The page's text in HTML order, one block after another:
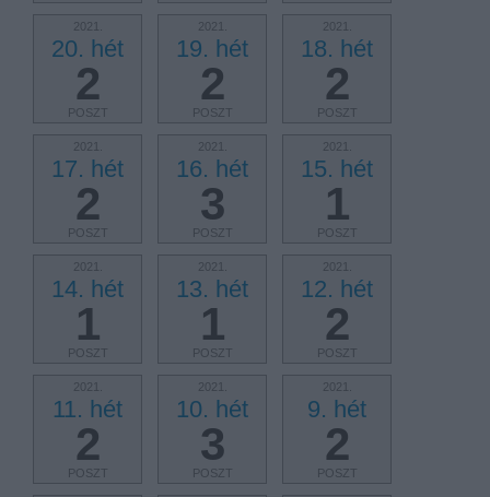
2021.
20. hét
2
POSZT
2021.
19. hét
2
POSZT
2021.
18. hét
2
POSZT
2021.
17. hét
2
POSZT
2021.
16. hét
3
POSZT
2021.
15. hét
1
POSZT
2021.
14. hét
1
POSZT
2021.
13. hét
1
POSZT
2021.
12. hét
2
POSZT
2021.
11. hét
2
POSZT
2021.
10. hét
3
POSZT
2021.
9. hét
2
POSZT